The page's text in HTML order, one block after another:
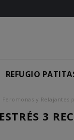
REFUGIO
Feromonas y Relajantes
3